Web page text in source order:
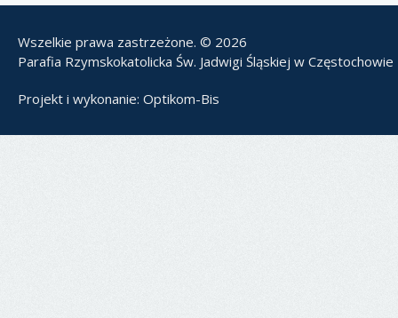
Wszelkie prawa zastrzeżone. © 2026
Parafia Rzymskokatolicka Św. Jadwigi Śląskiej w Częstochowie
Projekt i wykonanie: Optikom-Bis